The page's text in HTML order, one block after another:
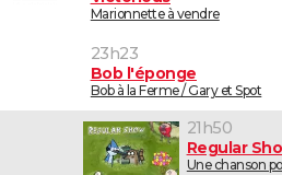
Marionnette à vendre
23h23
Bob l'éponge
Bob à la Ferme / Gary et Spot
21h50
Regular
Une chanson